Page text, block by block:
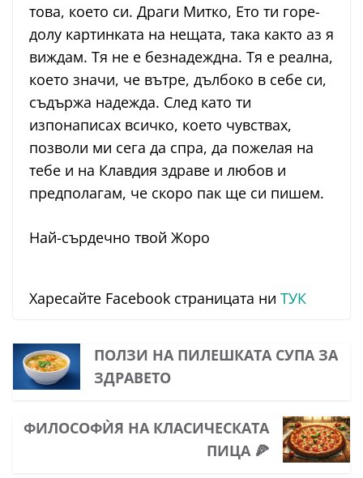
това, което си. Драги Митко, Ето ти горе-
долу картинката на нещата, така както аз я
виждам. Тя не е безнадеждна. Тя е реална,
което значи, че вътре, дълбоко в себе си,
съдържа надежда. След като ти
изпонаписах всичко, което чувствах,
позволи ми сега да спра, да пожелая на
тебе и на Клавдия здраве и любов и
предполагам, че скоро пак ще си пишем.
Най-сърдечно твой Жоро
Харесайте Facebook страницата ни ТУК
ПОЛЗИ НА ПИЛЕШКАТА СУПА ЗА
ЗДРАВЕТО
ФИЛОСОФЍЯ НА КЛАСИЧЕСКАТА
ПИЦА 🍕